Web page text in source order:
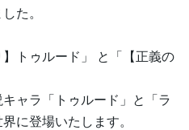
た。
トゥルード」 と「【正義の
ャラ「トゥルード」と「ラ
に登場いたします。